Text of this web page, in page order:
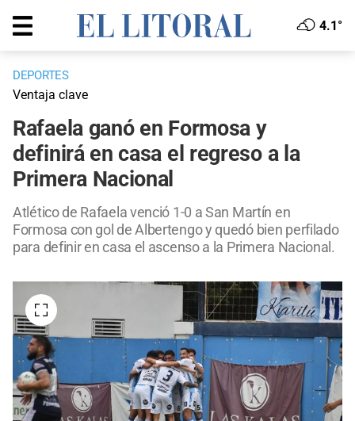
4.1°
DEPORTES
Ventaja clave
Rafaela ganó en Formosa y
definirá en casa el regreso a la
Primera Nacional
Atlético de Rafaela venció 1-0 a San Martín en
Formosa con gol de Albertengo y quedó bien perfilado
para definir en casa el ascenso a la Primera Nacional.